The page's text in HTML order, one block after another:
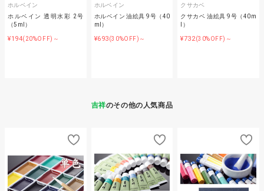
ホルベイン
ホルベイン 透明水彩 2号
（5ml）
¥194(20%OFF)～
ホルベイン
ホルベイン 油絵具 9号（40
ml）
¥693(30%OFF)～
クサカベ
クサカベ 油絵具 9号（40m
l）
¥732(30%OFF)～
吉祥のその他の人気商品